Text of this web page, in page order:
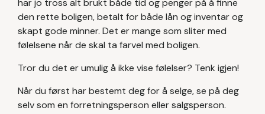
har jo tross alt brukt både tid og penger på å finne
den rette boligen, betalt for både lån og inventar og
skapt gode minner. Det er mange som sliter med
følelsene når de skal ta farvel med boligen.
Tror du det er umulig å ikke vise følelser? Tenk igjen!
Når du først har bestemt deg for å selge, se på deg
selv som en forretningsperson eller salgsperson.